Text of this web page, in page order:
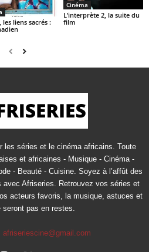
les liens sacrés :
Cinéma
L’interprète 2, la suite du
film
les séries et le cinéma africains. Toute
et africaines - Musique - Cinéma -
- Beauté - Cuisine. Soyez à l’affût des
avec Afriseries. Retrouvez vos séries et
acteurs favoris, la musique, astuces et
seront pas en restes.
afriseriescine@gmail.com